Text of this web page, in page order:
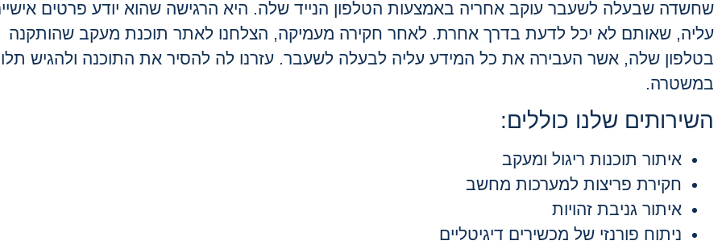
שחשדה שבעלה לשעבר עוקב אחריה באמצעות הטלפון הנייד שלה. היא הרגישה שהוא יודע פרטים
עליה, שאותם לא יכל לדעת בדרך אחרת. לאחר חקירה מעמיקה, הצלחנו לאתר תוכנת מעקב שהותקנה
בטלפון שלה, אשר העבירה את כל המידע עליה לבעלה לשעבר. עזרנו לה להסיר את התוכנה ולהגיש
במשטרה.
השירותים שלנו כוללים:
איתור תוכנות ריגול ומעקב
חקירת פריצות למערכות מחשב
איתור גניבת זהויות
ניתוח פורנזי של מכשירים דיגיטליים